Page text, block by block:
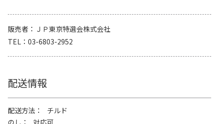
販売者
ＪＰ東京特選会株式会社
TEL
03-6803-2952
配送情報
配送方法
チルド
のし
対応可